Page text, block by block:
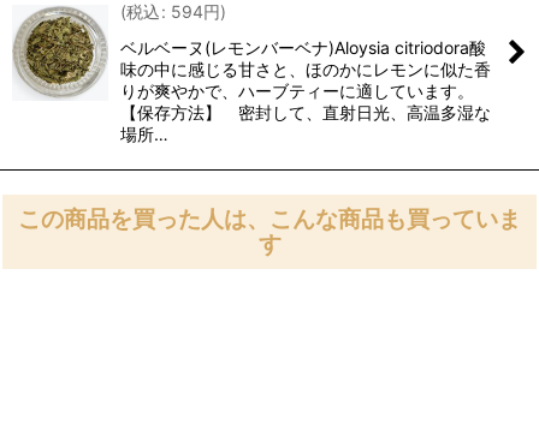
(税込: 594円)
ベルベーヌ(レモンバーベナ)Aloysia citriodora酸
味の中に感じる甘さと、ほのかにレモンに似た香
りが爽やかで、ハーブティーに適しています。
【保存方法】 密封して、直射日光、高温多湿な
場所…
この商品を買った人は、こんな商品も買っていま
す